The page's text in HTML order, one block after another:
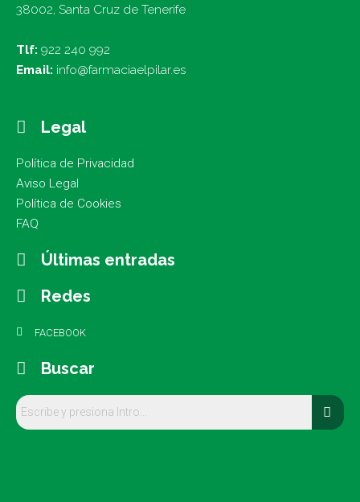
38002, Santa Cruz de Tenerife
Tlf: 922 240 992
Email: info@farmaciaelpilar.es
Legal
Política de Privacidad
Aviso Legal
Política de Cookies
FAQ
Últimas entradas
Redes
FACEBOOK
Buscar